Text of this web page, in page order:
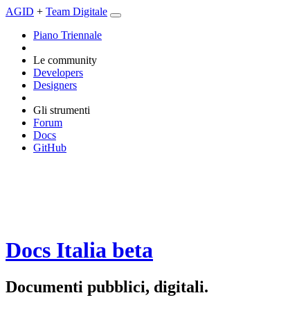
AGID + Team Digitale
Piano Triennale
Le community
Developers
Designers
Gli strumenti
Forum
Docs
GitHub
Docs Italia beta
Documenti pubblici, digitali.